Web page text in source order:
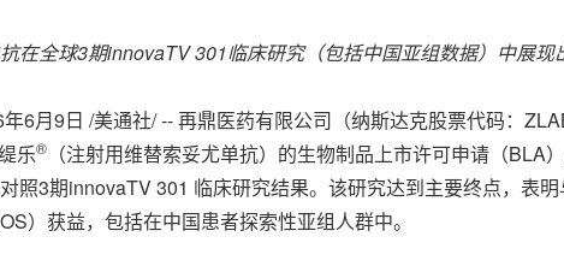
在全球3期innovaTV 301临床研究（包括中国亚组数据）中展
6月9日 /美通社/ -- 再鼎医药有限公司（纳斯达克股票代码：
乐®
（注射用维替索妥尤单抗）的生物制品上市许可申请（
照3期innovaTV 301 临床研究结果。该研究达到主要终点，表
）获益，包括在中国患者探索性亚组人群中。